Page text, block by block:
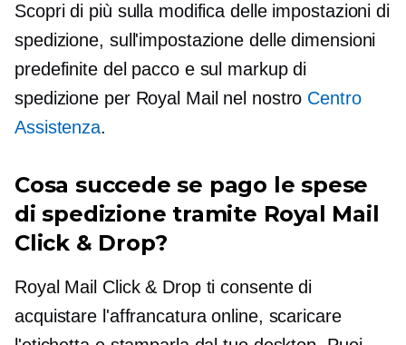
Scopri di più sulla modifica delle impostazioni di
spedizione, sull'impostazione delle dimensioni
predefinite del pacco e sul markup di
spedizione per Royal Mail nel nostro Centro
Assistenza.
Cosa succede se pago le spese
di spedizione tramite Royal Mail
Click & Drop?
Royal Mail Click & Drop ti consente di
acquistare l'affrancatura online, scaricare